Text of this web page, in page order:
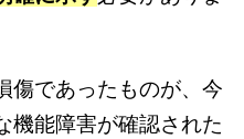
傷であったものが、今
機能障害が確認された